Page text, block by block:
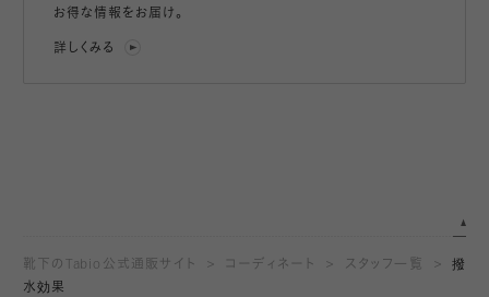
お得な情報をお届け。
詳しくみる
靴下のTabio公式通販サイト コーディネート スタッフ一覧
撥
水効果